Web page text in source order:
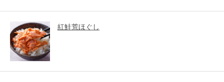
紅鮭荒ほぐし